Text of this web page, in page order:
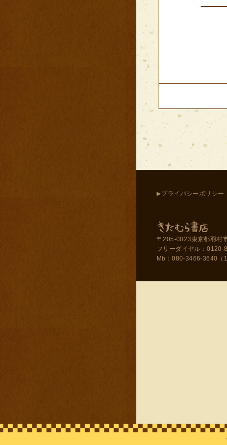
▸プライバシーポリシー
〒205-0023東京都羽村
フリーダイヤル：
Mb：080-3466-3640（